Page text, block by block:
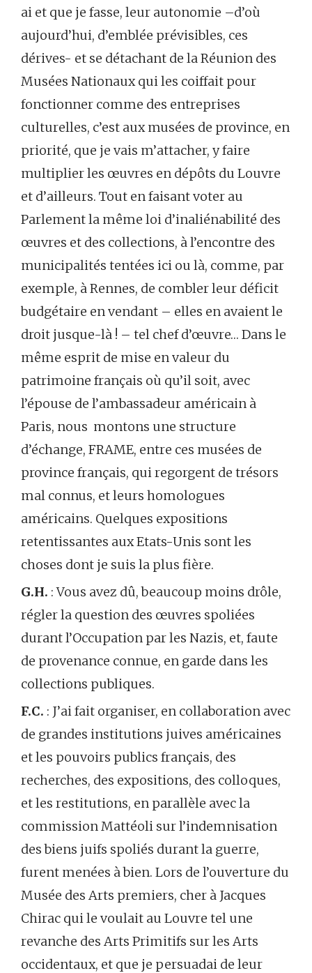
ai et que je fasse, leur autonomie –d’où
aujourd’hui, d’emblée prévisibles, ces
dérives- et se détachant de la Réunion des
Musées Nationaux qui les coiffait pour
fonctionner comme des entreprises
culturelles, c’est aux musées de province, en
priorité, que je vais m’attacher, y faire
multiplier les œuvres en dépôts du Louvre
et d’ailleurs. Tout en faisant voter au
Parlement la même loi d’inaliénabilité des
œuvres et des collections, à l’encontre des
municipalités tentées ici ou là, comme, par
exemple, à Rennes, de combler leur déficit
budgétaire en vendant – elles en avaient le
droit jusque-là ! – tel chef d’œuvre… Dans le
même esprit de mise en valeur du
patrimoine français où qu’il soit, avec
l’épouse de l’ambassadeur américain à
Paris, nous montons une structure
d’échange, FRAME, entre ces musées de
province français, qui regorgent de trésors
mal connus, et leurs homologues
américains. Quelques expositions
retentissantes aux Etats-Unis sont les
choses dont je suis la plus fière.
G.H. : Vous avez dû, beaucoup moins drôle,
régler la question des œuvres spoliées
durant l’Occupation par les Nazis, et, faute
de provenance connue, en garde dans les
collections publiques.
F.C. : J’ai fait organiser, en collaboration avec
de grandes institutions juives américaines
et les pouvoirs publics français, des
recherches, des expositions, des colloques,
et les restitutions, en parallèle avec la
commission Mattéoli sur l’indemnisation
des biens juifs spoliés durant la guerre,
furent menées à bien. Lors de l’ouverture du
Musée des Arts premiers, cher à Jacques
Chirac qui le voulait au Louvre tel une
revanche des Arts Primitifs sur les Arts
occidentaux, et que je persuadai de leur